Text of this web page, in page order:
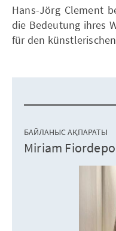
Hans-Jörg Clement
die Bedeutung ihres
für den
БАЙЛАНЫС АҚПАРАТЫ
Miriam